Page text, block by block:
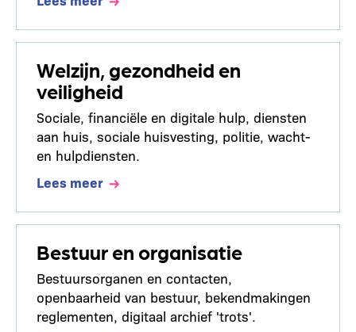
Welzijn, gezondheid en
veiligheid
Sociale, financiële en digitale hulp, diensten
aan huis, sociale huisvesting, politie, wacht-
en hulpdiensten.
Lees meer
Bestuur en organisatie
Bestuursorganen en contacten,
openbaarheid van bestuur, bekendmakingen
reglementen, digitaal archief 'trots'.